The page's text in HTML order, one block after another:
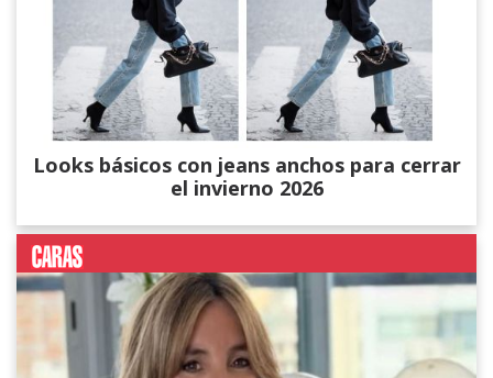
Looks básicos con jeans anchos para cerrar
el invierno 2026